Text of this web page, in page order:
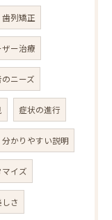
歯列矯正
ザー治療
のニーズ
症状の進行
分かりやすい説明
イズ
さ